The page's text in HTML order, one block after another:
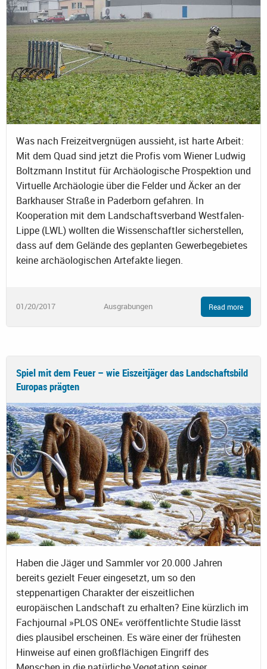
Was nach Freizeitvergnügen aussieht, ist harte Arbeit:
Mit dem Quad sind jetzt die Profis vom Wiener Ludwig
Boltzmann Institut für Archäologische Prospektion und
Virtuelle Archäologie über die Felder und Äcker an der
Barkhauser Straße in Paderborn gefahren. In
Kooperation mit dem Landschaftsverband Westfalen-
Lippe (LWL) wollten die Wissenschaftler sicherstellen,
dass auf dem Gelände des geplanten Gewerbegebietes
keine archäologischen Artefakte liegen.
01/20/2017 Ausgrabungen Read more
Spiel mit dem Feuer – wie Eiszeitjäger das Landschaftsbild
Europas prägten
Haben die Jäger und Sammler vor 20.000 Jahren
bereits gezielt Feuer eingesetzt, um so den
steppenartigen Charakter der eiszeitlichen
europäischen Landschaft zu erhalten? Eine kürzlich im
Fachjournal »PLOS ONE« veröffentlichte Studie lässt
dies plausibel erscheinen. Es wäre einer der frühesten
Hinweise auf einen großflächigen Eingriff des